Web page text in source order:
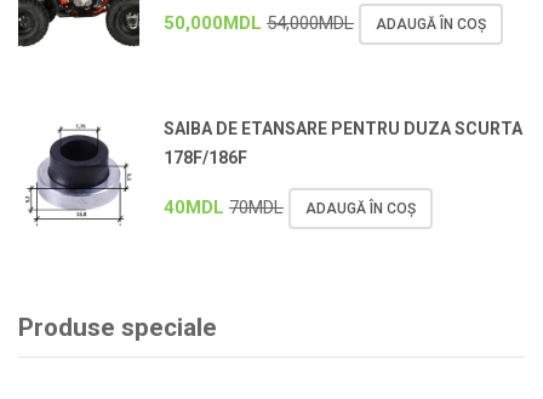
50,000MDL 54,000MDL ADAUGĂ ÎN COȘ
SAIBA DE ETANSARE PENTRU DUZA SCURTA
178F/186F
40MDL 70MDL ADAUGĂ ÎN COȘ
Produse speciale